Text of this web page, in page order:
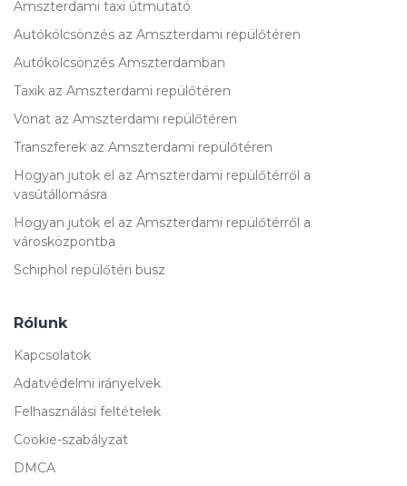
Amszterdami taxi útmutató
Autókölcsönzés az Amszterdami repülőtéren
Autókölcsönzés Amszterdamban
Taxik az Amszterdami repülőtéren
Vonat az Amszterdami repülőtéren
Transzferek az Amszterdami repülőtéren
Hogyan jutok el az Amszterdami repülőtérről a
vasútállomásra
Hogyan jutok el az Amszterdami repülőtérről a
városközpontba
Schiphol repülőtéri busz
Rólunk
Kapcsolatok
Adatvédelmi irányelvek
Felhasználási feltételek
Cookie-szabályzat
DMCA